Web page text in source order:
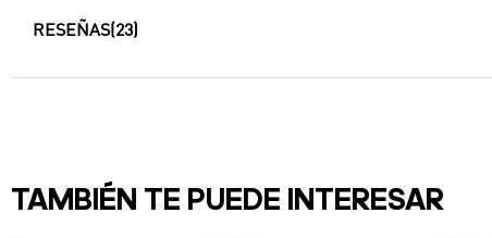
RESEÑAS(23)
TAMBIÉN TE PUEDE INTERESAR